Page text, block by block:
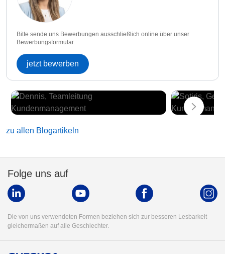
Bitte sende uns Bewerbungen ausschließlich online über unser
Bewerbungsformular.
jetzt bewerben
zu allen Blogartikeln
Folge uns auf
Die von uns verwendeten Formen beziehen sich zur besseren Lesbarkeit
gleichermaßen auf alle Geschlechter.